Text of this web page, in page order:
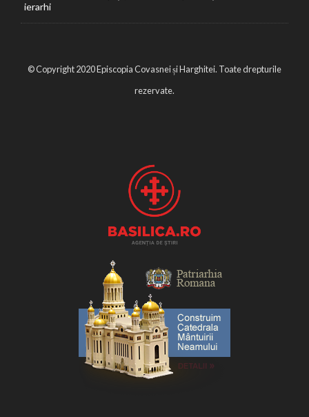
ierarhi
© Copyright 2020 Episcopia Covasnei și Harghitei. Toate drepturile
rezervate.